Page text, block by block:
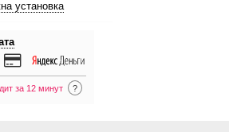
установка
за 12 минут ?